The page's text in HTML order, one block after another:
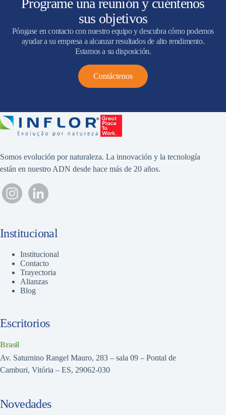
Programe una reunión y cuéntenos
sus objetivos
Póngase en contacto con nuestro equipo y descubra cómo podemos
ayudar a su empresa a alcanzar resultados de alto rendimento.
Estamos a su disposición.
Contáctenos
Somos evolución por naturaleza. La innovación y la tecnología
están en nuestro ADN desde hace más de 20 años.
Institucional
Institucional
Contacto
Trayectoria
Alianzas
Blog
Escritorios
Brasil
Av. Saturnino Rangel Mauro, 283 – sala 09 – Pontal de
Camburi, Vitória – ES, 29062-030
Novedades